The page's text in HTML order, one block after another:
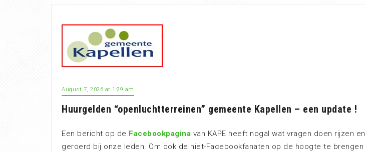
August 7, 2026 at 1:29 am
Huurgelden “openluchtterreinen” gemeente Kapellen – een update !
Een bericht op de Facebookpagina van KAPE heeft nogal wat vragen doen rijzen
geroerd bij onze leden. Om ook de niet-Facebookfanaten op de hoogte te brengen